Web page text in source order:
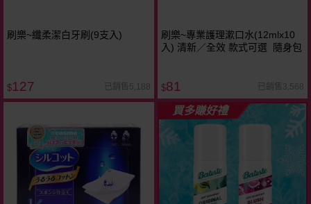
刷樂~纖柔潔白牙刷(9支入)
$127 已銷售5,188
刷樂~專業護理漱口水(12mlx10
入) 清新／全效 款式可選 隨身包
$81 已銷售3,568
買多賺好禮